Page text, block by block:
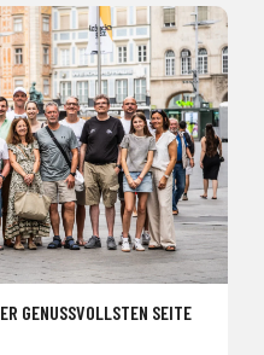
GENUSSVOLLSTEN SEITE